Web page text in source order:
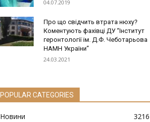
04.07.2019
Про що свідчить втрата нюху?
Коментують фахівці ДУ “Інститут
геронтології ім. Д.Ф. Чеботарьова
НАМН України”
24.03.2021
POPULAR CATEGORIES
Новини
3216